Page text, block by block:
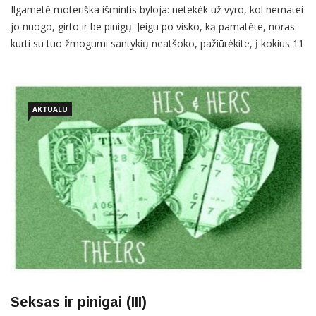
Ilgametė moteriška išmintis byloja: netekėk už vyro, kol nematei
jo nuogo, girto ir be pinigų. Jeigu po visko, ką pamatėte, noras
kurti su tuo žmogumi santykių neatšoko, pažiūrėkite, į kokius 11
sutartį iki vedybų? Užsienio šalių, kuriose
AKTUALU
Seksas ir pinigai (III)